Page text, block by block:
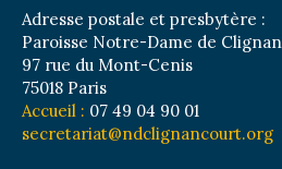
Adresse postale et presbytère :
Paroisse Notre-Dame de
97 rue du Mont-Cenis
75018 Paris
Accueil : 07 49 04 90 01
secretariat@ndclignancourt.org